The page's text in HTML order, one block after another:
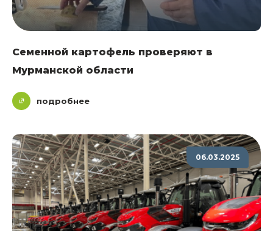
Семенной картофель проверяют в
Мурманской области
подробнее
06.03.2025